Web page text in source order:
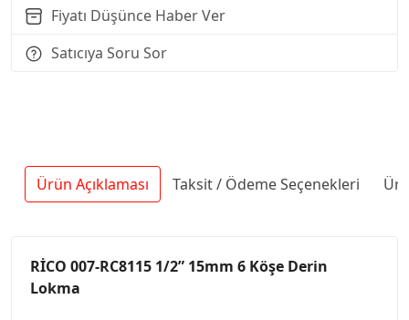
Fiyatı Düşünce Haber Ver
Satıcıya Soru Sor
Ürün Açıklaması Taksit / Ödeme Seçenekleri
RİCO 007-RC8115 1/2” 15mm 6 Köşe Derin
Lokma